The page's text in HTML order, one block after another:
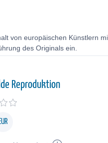
von europäischen Künstlern
des Originals ein.
Reproduktion
EUR